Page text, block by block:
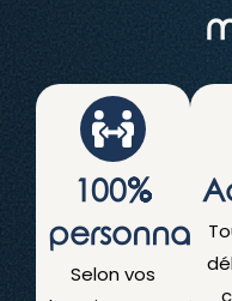
100%
Selon vos